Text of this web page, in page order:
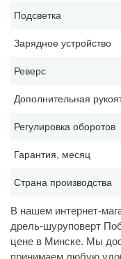
Подсветка
Зарядное устройство
Реверс
Дополнительная
Регулировка оборотов
Гарантия, месяц
Страна производства
В нашем интернет-
дрель-шуруповерт
цене в Минске. Мы
принимаем любую